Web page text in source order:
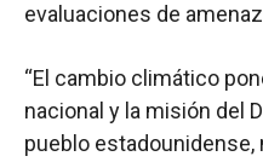
evaluaciones de
“El cambio climático
nacional y la misión del
pueblo